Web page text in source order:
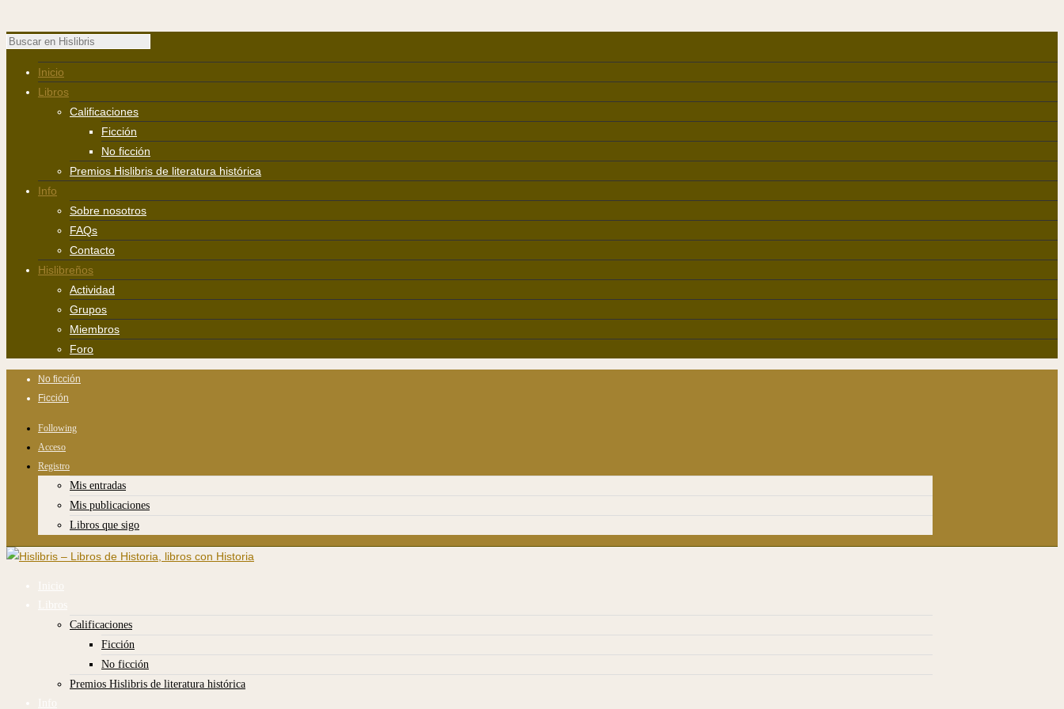
Inicio
Libros
Calificaciones
Ficción
No ficción
Premios Hislibris de literatura histórica
Info
Sobre nosotros
FAQs
Contacto
Hislibreños
Actividad
Grupos
Miembros
Foro
No ficción
Ficción
Following
Acceso
Registro
Mis entradas
Mis publicaciones
Libros que sigo
Inicio
Libros
Calificaciones
Ficción
No ficción
Premios Hislibris de literatura histórica
Info